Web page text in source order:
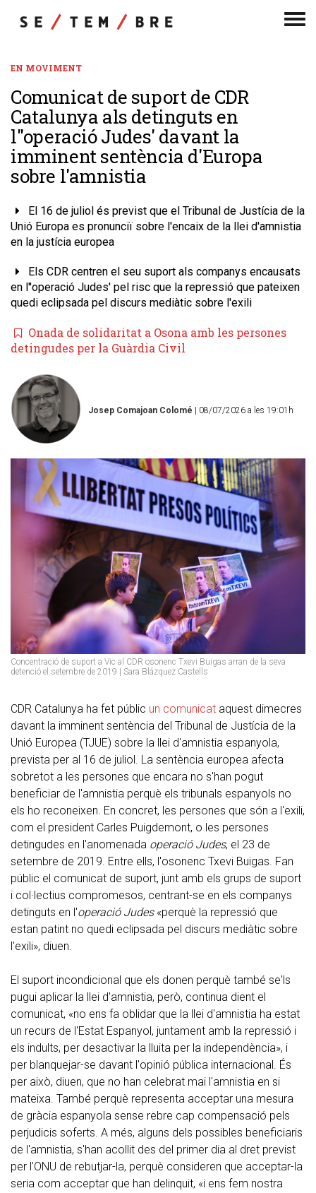
EN MOVIMENT
Comunicat de suport de CDR
Catalunya als detinguts en
l''operació Judes' davant la
imminent sentència d'Europa
sobre l'amnistia
El 16 de juliol és previst que el Tribunal de Justícia de la
Unió Europa es pronunciï sobre l'encaix de la llei d'amnistia
en la justícia europea
Els CDR centren el seu suport als companys encausats
en l''operació Judes' pel risc que la repressió que pateixen
quedi eclipsada pel discurs mediàtic sobre l'exili
Onada de solidaritat a Osona amb les persones
detingudes per la Guàrdia Civil
Josep Comajoan Colomé | 08/07/2026 a les 19:01h
Concentració de suport a Vic al CDR osonenc Txevi Buigas arran de la seva
detenció el setembre de 2019 | Sara Blázquez Castells
CDR Catalunya ha fet públic un comunicat aquest dimecres
davant la imminent sentència del Tribunal de Justícia de la
Unió Europea (TJUE) sobre la llei d'amnistia espanyola,
prevista per al 16 de juliol. La sentència europea afecta
sobretot a les persones que encara no s'han pogut
beneficiar de l'amnistia perquè els tribunals espanyols no
els ho reconeixen. En concret, les persones que són a l'exili,
com el president Carles Puigdemont, o les persones
detingudes en l'anomenada operació Judes, el 23 de
setembre de 2019. Entre ells, l'osonenc Txevi Buigas. Fan
públic el comunicat de suport, junt amb els grups de suport
i col·lectius compromesos, centrant-se en els companys
detinguts en l'operació Judes«perquè la repressió que
estan patint no quedi eclipsada pel discurs mediàtic sobre
l'exili», diuen.
El suport incondicional que els donen perquè també se'ls
pugui aplicar la llei d'amnistia, però, continua dient el
comunicat, «no ens fa oblidar que la llei d'amnistia ha estat
un recurs de l'Estat Espanyol, juntament amb la repressió i
els indults, per desactivar la lluita per la independència», i
per blanquejar-se davant l'opinió pública internacional. És
per això, diuen, que no han celebrat mai l'amnistia en si
mateixa. També perquè representa acceptar una mesura
de gràcia espanyola sense rebre cap compensació pels
perjudicis soferts. A més, alguns dels possibles beneficiaris
de l'amnistia, s'han acollit des del primer dia al dret previst
per l'ONU de rebutjar-la, perquè consideren que acceptar-la
seria com acceptar que han delinquit, «i ens fem nostra